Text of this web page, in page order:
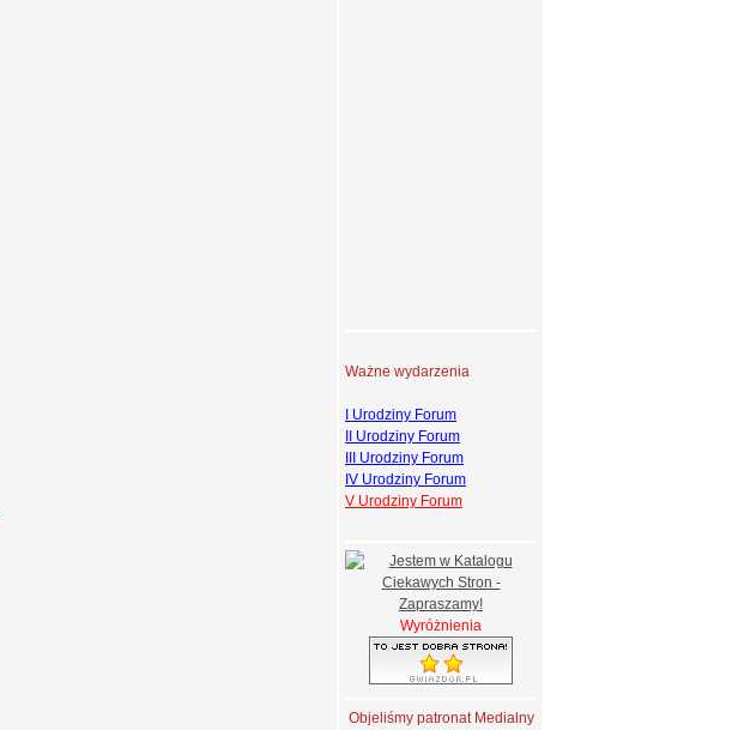
Ważne wydarzenia
I Urodziny Forum
II Urodziny Forum
III Urodziny Forum
IV Urodziny Forum
V Urodziny Forum
Wyróżnienia
Objeliśmy patronat Medialny